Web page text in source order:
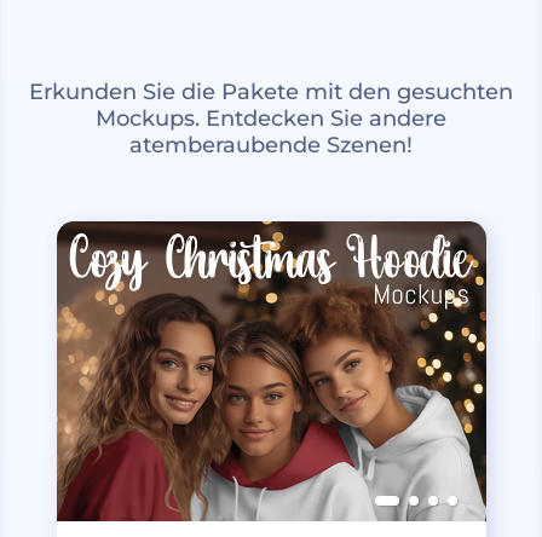
Erkunden Sie die Pakete mit den gesuchten
Mockups. Entdecken Sie andere
atemberaubende Szenen!